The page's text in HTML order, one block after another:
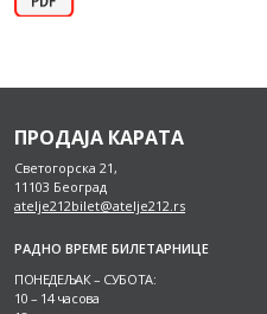
ПРОДАЈА КАРАТА
Светогорска 21,
11103 Београд
atelje212bilet@atelje212.rs
РАДНО ВРЕМЕ БИЛЕТАРНИЦЕ
ПОНЕДЕЉАК – СУБОТА:
10 – 14 часова